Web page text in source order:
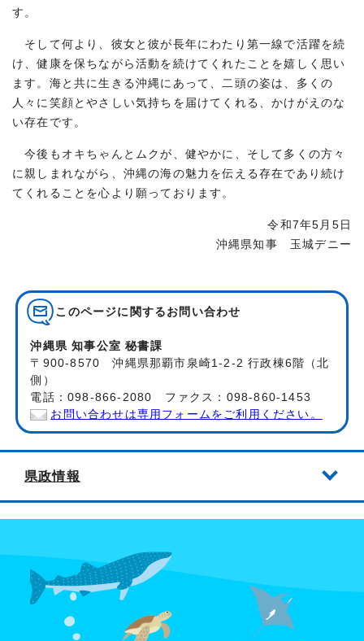
す。
そして何より、彼女と彼が長年にわたり第一線で活躍を続
け、健康を保ちながら活動を続けてくれたことを嬉しく思い
ます。海と共に生きる沖縄にあって、二頭の姿は、多くの
人々に笑顔とやさしい気持ちを届けてくれる、かけがえのな
い存在です。
今後もオキちゃんとムクが、健やかに、そして多くの方々
に親しまれながら、沖縄の海の魅力を伝える存在であり続け
てくれることを心より願っております。
令和7年5月5日
沖縄県知事 玉城デニー
このページに関する お問い合わせ
沖縄県 知事公室 秘書課
〒900-8570 沖縄県那覇市泉崎1-2-2 行政棟6階（北
側）
電話：098-866-2080 ファクス：098-860-1453
お問い合わせは専用フォームをご利用ください。
県政情報